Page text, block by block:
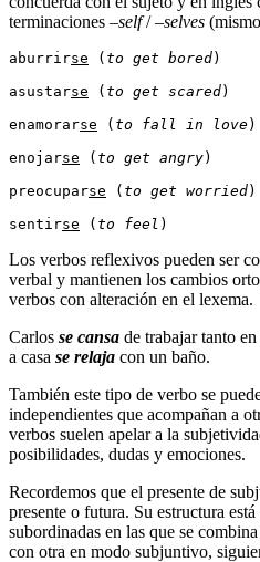
terminaciones –self/ –selves
aburrirse ( to get bored)
asustarse ( to get scared)
enamorarse ( to fall in love)
enojarse ( to get angry)
preocuparse ( to get worried
sentirse ( to feel )
Los verbos reflexivos pueden ser
verbal y mantienen los cambios
verbos con alteración en el lexema.
Carlos se cansa de trabajar tanto
a casa se relaja con un baño.
También este tipo de verbo se
independientes que acompañan a
verbos suelen apelar a la
posibilidades, dudas y emociones.
Recordemos que el presente de
presente o futura. Su estructura
subordinadas en las que se
con otra en modo subjuntivo,